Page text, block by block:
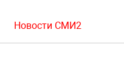
Новости СМИ2